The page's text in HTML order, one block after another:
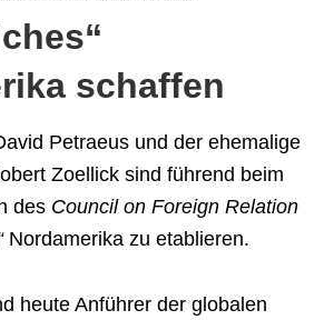
schaffen
Petraeus und der ehemalige
Zoellick sind führend beim
des Council on Foreign Relation
Nordamerika zu etablieren.
heute Anführer der globalen